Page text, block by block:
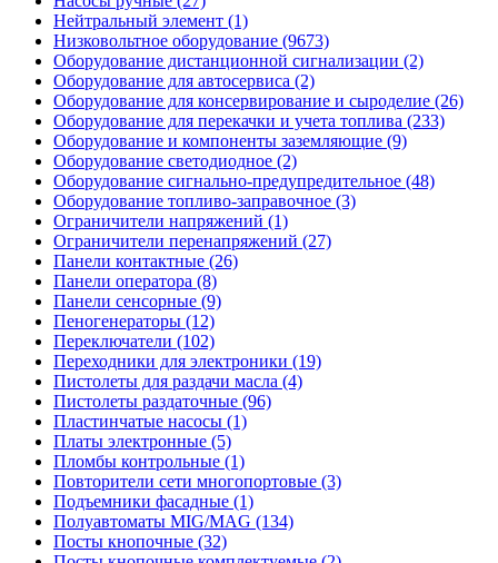
Нейтральный элемент (1)
Низковольтное оборудование (9673)
Оборудование дистанционной сигнализации (2)
Оборудование для автосервиса (2)
Оборудование для консервирование и сыроделие (26)
Оборудование для перекачки и учета топлива (233)
Оборудование и компоненты заземляющие (9)
Оборудование светодиодное (2)
Оборудование сигнально-предупредительное (48)
Оборудование топливо-заправочное (3)
Ограничители напряжений (1)
Ограничители перенапряжений (27)
Панели контактные (26)
Панели оператора (8)
Панели сенсорные (9)
Пеногенераторы (12)
Переключатели (102)
Переходники для электроники (19)
Пистолеты для раздачи масла (4)
Пистолеты раздаточные (96)
Пластинчатые насосы (1)
Платы электронные (5)
Пломбы контрольные (1)
Повторители сети многопортовые (3)
Подъемники фасадные (1)
Полуавтоматы MIG/MAG (134)
Посты кнопочные (32)